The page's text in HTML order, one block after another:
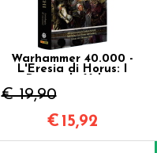
Warhammer 40.000 -
L'Eresia di Horus: I
€ 19,90
€ 15,92